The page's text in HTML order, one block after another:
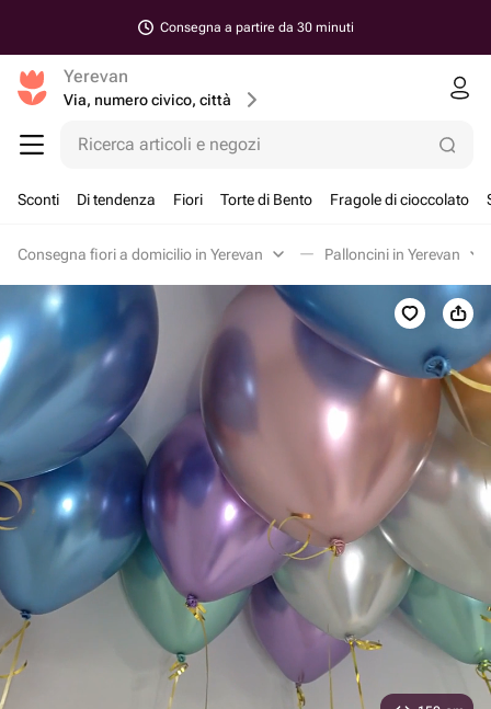
Consegna a partire da 30 minuti
Yerevan
Via, numero civico, città
Ricerca articoli e negozi
Sconti Di tendenza Fiori Torte di Bento Fragole di cioccolato
Consegna fiori a domicilio in Yerevan Palloncini in Yerevan